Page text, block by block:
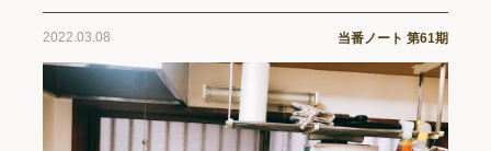
2022.03.08 当番ノート 第61期